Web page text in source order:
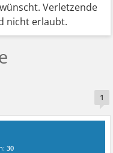
Verletzende
nicht erlaubt.
1
30